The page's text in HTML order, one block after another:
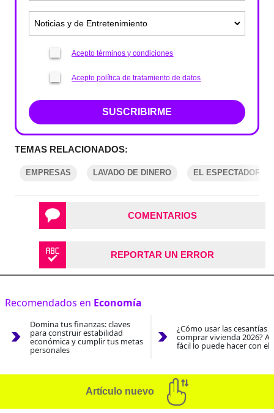
Acepto términos y condiciones
Acepto política de tratamiento de datos
SUSCRIBIRME
TEMAS RELACIONADOS:
EMPRESAS LAVADO DE DINERO EL ESPECTADOR
COMENTARIOS
REPORTAR UN ERROR
Recomendados en Economía
Domina tus finanzas: claves
para construir estabilidad
económica y cumplir tus metas
personales
¿Cómo usar las cesantías
comprar vivienda 2026?
fácil lo puede hacer con el
Artículo nuevo